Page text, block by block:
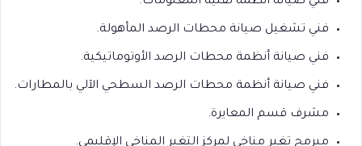
فني تشغيل صيانة محطات الرصد المأهولة.
فني صيانة أنظمة محطات الرصد الأوتوماتيكية.
فني صيانة أنظمة محطات الرصد السطحي الآلي بالمطارات.
مشرف قسم المعايرة.
مبرمج تغير مناخي لمركز التغير المناخي الإقليمي.